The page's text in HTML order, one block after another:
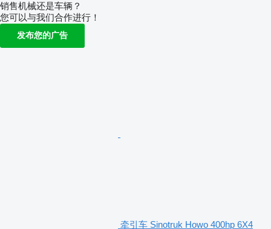
销售机械还是车辆？
您可以与我们合作进行！
发布您的广告
牵引车 Sinotruk Howo 400hp 6X4